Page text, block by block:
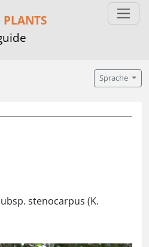
Sprache
stenocarpus (K.